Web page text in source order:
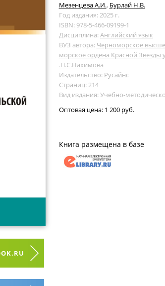
Мезенцева А.И., Бурлай Н.В.
Год издания: 2025 г.
ISBN: 978-5-466-09199-1
Дисциплина:Английский язык
ВУЗ автора: Черноморское
морское ордена Красной
.П.С.Нахимова
Издательство: Русайнс
Страниц: 214
Вид издания: Учебно-
Оптовая цена: 1 200 руб.
Книга размещена в базе